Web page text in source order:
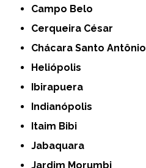
Campo Belo
Cerqueira César
Chácara Santo Antônio
Heliópolis
Ibirapuera
Indianópolis
Itaim Bibi
Jabaquara
Jardim Morumbi